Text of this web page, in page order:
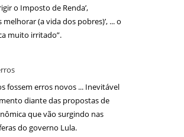
o Imposto de Renda’,
melhorar (a vida dos pobres)’, ... o
muito irritado”.
fossem erros novos ... Inevitável
diante das propostas de
que vão surgindo nas
do governo Lula.